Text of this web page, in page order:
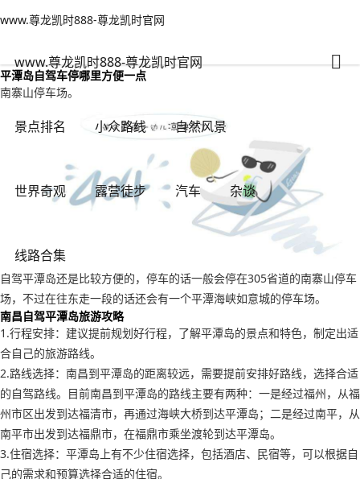
www.尊龙凯时888-尊龙凯时官网
www.尊龙凯时888-尊龙凯时官网
景点排名 小众路线 自然风景
世界奇观 露营徒步 汽车 杂谈
线路合集
www.尊龙凯时888-尊龙凯时官网
平潭岛旅游攻略自驾游，南昌自驾平潭岛旅游攻略-www.尊龙凯时888
平潭岛自驾车停哪里方便一点
南寨山停车场。
自驾平潭岛还是比较方便的，停车的话一般会停在305省道的南寨山停车
场，不过在往东走一段的话还会有一个平潭海峡如意城的停车场。
南昌自驾平潭岛旅游攻略
1.行程安排：建议提前规划好行程，了解平潭岛的景点和特色，制定出适
合自己的旅游路线。
2.路线选择：南昌到平潭岛的距离较远，需要提前安排好路线，选择合适
的自驾路线。目前南昌到平潭岛的路线主要有两种：一是经过福州，从福
州市区出发到达福清市，再通过海峡大桥到达平潭岛；二是经过南平，从
南平市出发到达福鼎市，在福鼎市乘坐渡轮到达平潭岛。
3.住宿选择：平潭岛上有不少住宿选择，包括酒店、民宿等，可以根据自
己的需求和预算选择合适的住宿。